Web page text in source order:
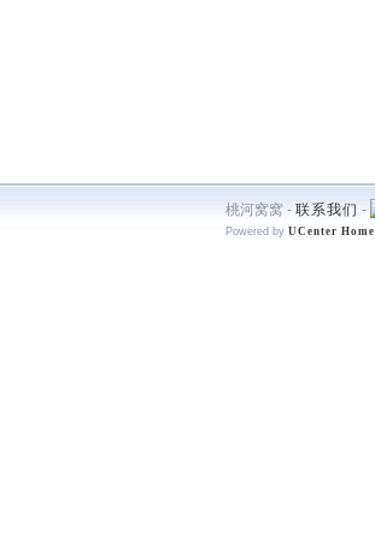
桃河窝窝 - 联系我们 -
Powered by UCenter Home